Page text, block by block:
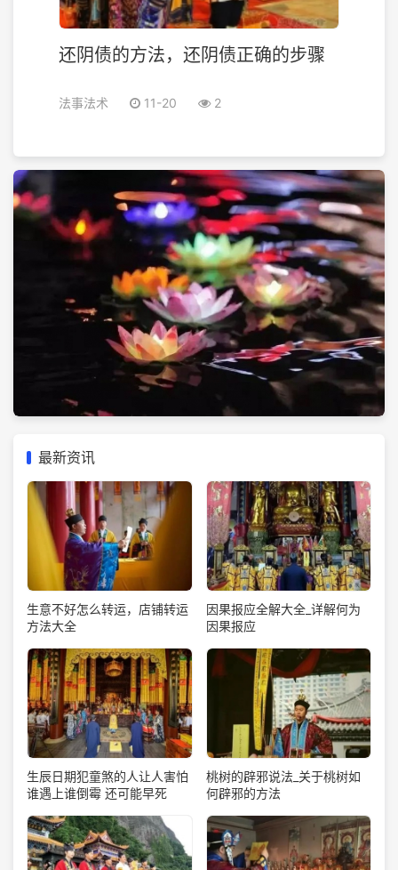
还阴债的方法，还阴债正确的步骤
法事法术 11-20 2
最新资讯
生意不好怎么转运，店铺转运
方法大全
因果报应全解大全_详解何为
因果报应
生辰日期犯童煞的人让人害怕
谁遇上谁倒霉 还可能早死
桃树的辟邪说法_关于桃树如
何辟邪的方法